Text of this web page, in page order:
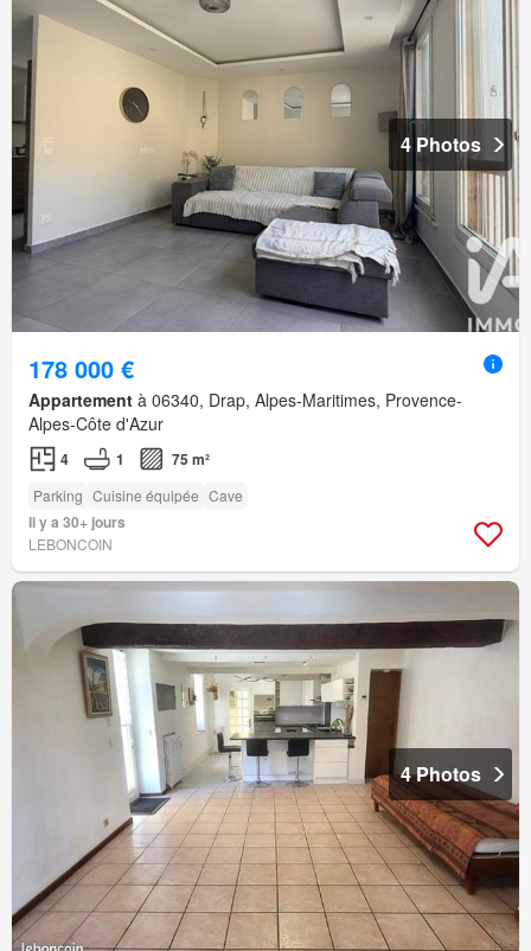
4 Photos
178 000 €
Appartement à 06340, Drap, Alpes-Maritimes, Provence-
Alpes-Côte d'Azur
4 1 75 m²
Parking Cuisine équipée Cave
Il y a 30+ jours
LEBONCOIN
4 Photos